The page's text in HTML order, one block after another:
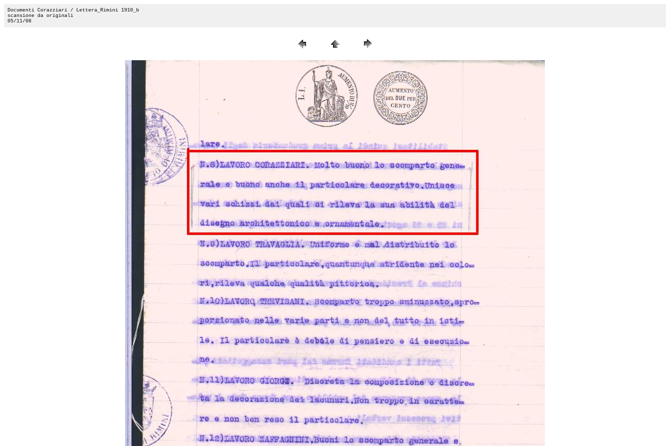
Documenti Corazziari / Lettera_Rimini 1910_b
scansione da originali
05/11/08